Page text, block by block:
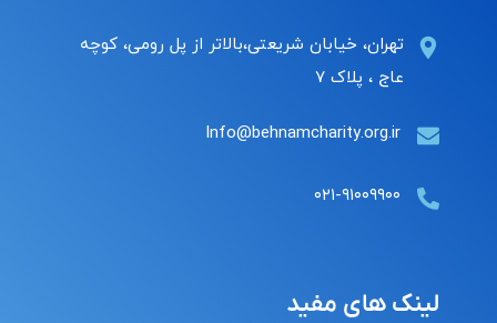
تهران، خیابان شریعتی،بالاتر از پل رومی، کوچه
عاج ، پلاک ۷
Info@behnamcharity.org.ir
۰۲۱-۹۱۰۰۹۹۰۰
لینک های مفید